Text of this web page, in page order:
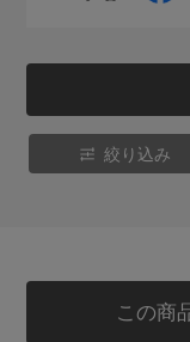
絞り込み
この商